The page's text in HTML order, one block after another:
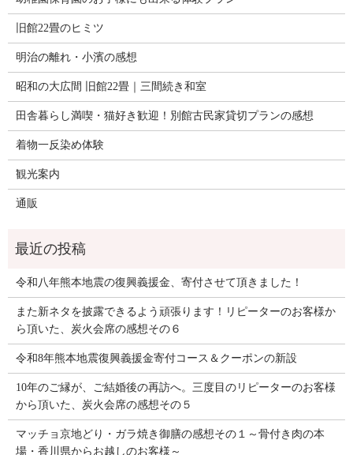
旧館22畳のヒミツ
明治の離れ・小濱の感想
昭和の大広間 旧館22畳｜三間続き和室
田舎暮らし満喫・猫好き歓迎！別館古民家貸切プランの感想
着物一反染め体験
観光案内
通販
令和八年熊本地震の復興義援金、寄付させて頂きました！
また新ネタを披露できるよう頑張ります！リピーターのお客様か
ら頂いた、炭火会席の感想その６
令和8年熊本地震復興義援金寄付コース＆クーポンの新設
10年のご縁が、ご結婚後の再訪へ。三度目のリピーターのお客様
から頂いた、炭火会席の感想その５
マッチョ京地どり・ガラ焼き御膳の感想その１～骨付き肉の本
場・香川県からお越しのお客様～